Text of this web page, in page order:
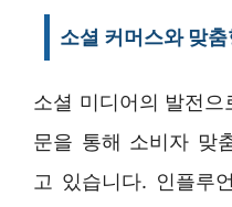
소셜 커머스와 맞
소셜 미디어의 발전
문을 통해 소비자 맞
고 있습니다. 인플루